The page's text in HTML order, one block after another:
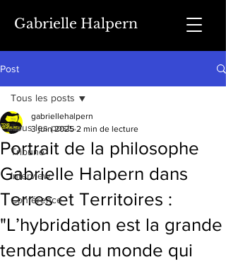
Gabrielle Halpern
Post
Tous les posts
Tribune
Interview
Conférence
Tous les posts
Portrait de la philosophe
Gabrielle Halpern dans
Terres et Territoires :
"L’hybridation est la grande
tendance du monde qui
gabriellehalpern
3 juin 2025 2 min de lecture